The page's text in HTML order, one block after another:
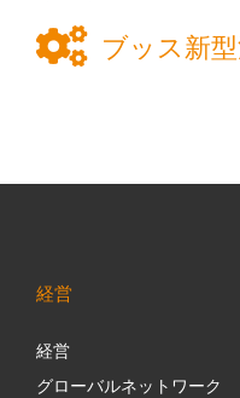
ブッス新
経営
経営
グローバルネットワーク